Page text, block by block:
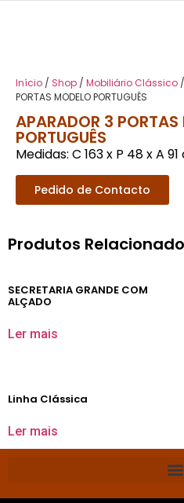
Início / Shop / Mobiliário Clássico /
PORTAS MODELO PORTUGUÊS
APARADOR 3 PORTAS
PORTUGUÊS
Medidas: C 163 x P 48 x A
Pedido de Contacto
Produtos
SECRETARIA GRANDE COM
ALÇADO
Ler mais
Linha Clássica
Ler mais